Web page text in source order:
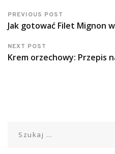
PREVIOUS POST
Jak gotować Filet Mignon
NEXT POST
Krem orzechowy: Przepis